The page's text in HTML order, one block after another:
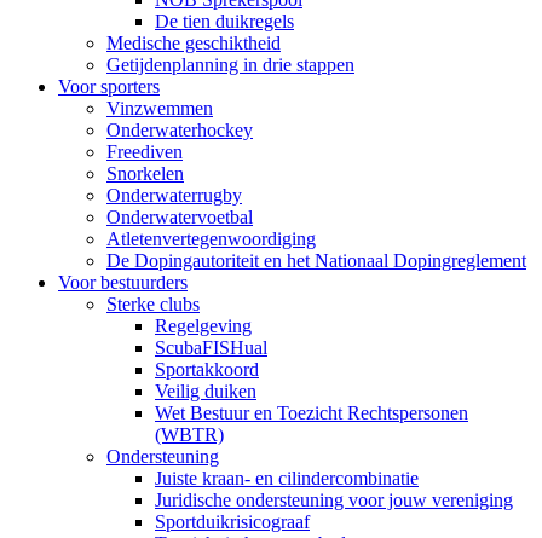
De tien duikregels
Medische geschiktheid
Getijdenplanning in drie stappen
Voor sporters
Vinzwemmen
Onderwaterhockey
Freediven
Snorkelen
Onderwaterrugby
Onderwatervoetbal
Atletenvertegenwoordiging
De Dopingautoriteit en het Nationaal Dopingreglement
Voor bestuurders
Sterke clubs
Regelgeving
ScubaFISHual
Sportakkoord
Veilig duiken
Wet Bestuur en Toezicht Rechtspersonen
(WBTR)
Ondersteuning
Juiste kraan- en cilindercombinatie
Juridische ondersteuning voor jouw vereniging
Sportduikrisicograaf